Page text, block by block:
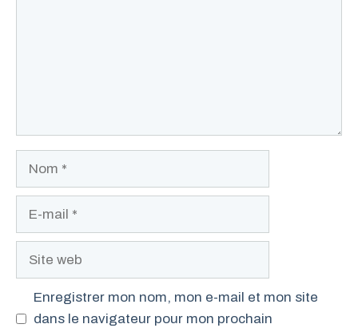
Site
Enregistrer mon nom, mon e-mail et mon site
dans le navigateur pour mon prochain